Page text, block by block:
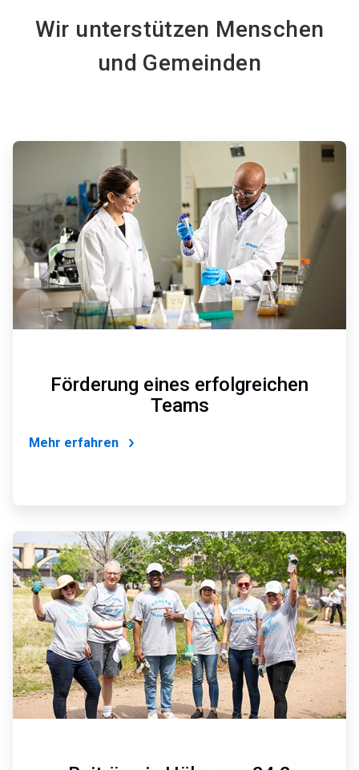
Wir unterstützen Menschen
und Gemeinden
von
Förderung eines erfolgreichen
Teams
Mehr erfahren
ArticleTile
6
von
6